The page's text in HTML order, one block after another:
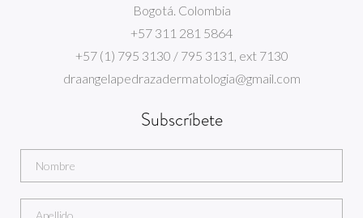
Bogotá. Colombia
+57 311 281 5864
+57 (1) 795 3130 / 795 3131, ext 7130
draangelapedrazadermatologia@gmail.com
Subscríbete